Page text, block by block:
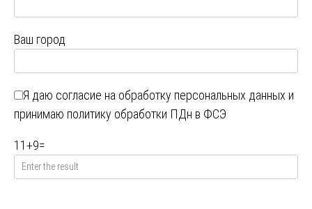
Ваш город
Я даю согласие на обработку персональных данных и
принимаю политику обработки ПДн в ФСЭ
11 +9=